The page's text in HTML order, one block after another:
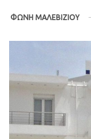
ΦΩΝΗ ΜΑΛΕΒΙΖΙΟΥ